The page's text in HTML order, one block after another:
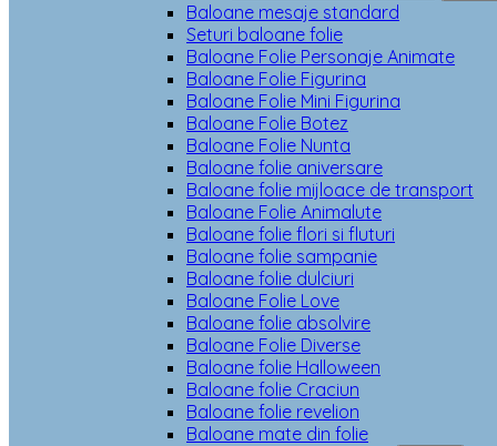
Baloane mesaje standard
Seturi baloane folie
Baloane Folie Personaje Animate
Baloane Folie Figurina
Baloane Folie Mini Figurina
Baloane Folie Botez
Baloane Folie Nunta
Baloane folie aniversare
Baloane folie mijloace de transport
Baloane Folie Animalute
Baloane folie flori si fluturi
Baloane folie sampanie
Baloane folie dulciuri
Baloane Folie Love
Baloane folie absolvire
Baloane Folie Diverse
Baloane folie Halloween
Baloane folie Craciun
Baloane folie revelion
Baloane mate din folie